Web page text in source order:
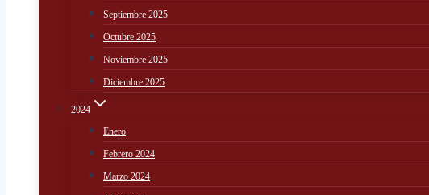
Septiembre 2025
Octubre 2025
Noviembre 2025
Diciembre 2025
2024
Enero
Febrero 2024
Marzo 2024